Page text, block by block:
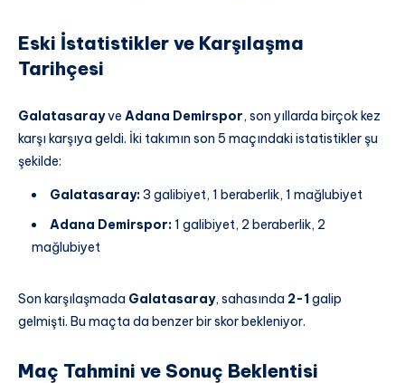
Eski İstatistikler ve Karşılaşma
Tarihçesi
Galatasarayve Adana Demirspor, son yıllarda birçok kez
karşı karşıya geldi. İki takımın son 5 maçındaki istatistikler şu
şekilde:
Galatasaray:3 galibiyet, 1 beraberlik, 1 mağlubiyet
Adana Demirspor:1 galibiyet, 2 beraberlik, 2
mağlubiyet
Son karşılaşmada Galatasaray, sahasında 2-1 galip
gelmişti. Bu maçta da benzer bir skor bekleniyor.
Maç Tahmini ve Sonuç Beklentisi